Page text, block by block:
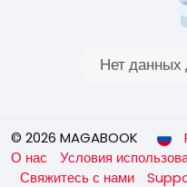
Нет данных
© 2026 MAGABOOK
О нас
Условия
Свяжитесь с нами